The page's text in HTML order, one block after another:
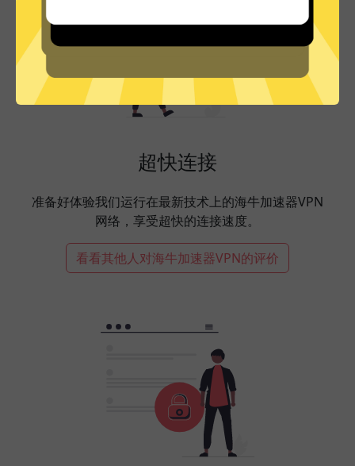
超快连接
准备好体验我们运行在最新技术上的海牛加速器VPN
网络，享受超快的连接速度。
看看其他人对海牛加速器VPN的评价